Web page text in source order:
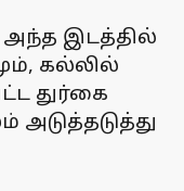
இடத்தில்
கல்லில்
துர்கை
அடுத்தடுத்து